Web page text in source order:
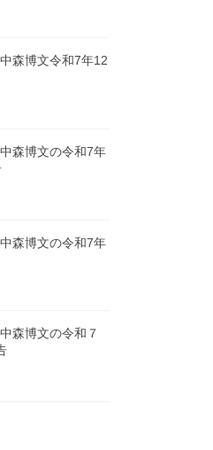
森博文令和7年12
森博文の令和7年
森博文の令和7年
森博文の令和７